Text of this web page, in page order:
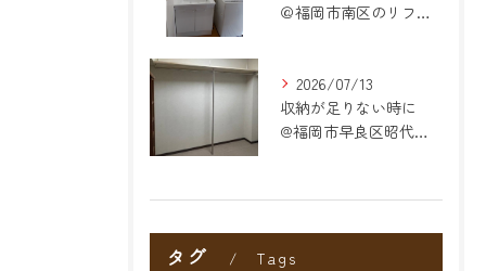
＠福岡市南区のリフォーム
2026/07/13
収納が足りない時に
@福岡市早良区昭代のリフォーム
タグ Tags